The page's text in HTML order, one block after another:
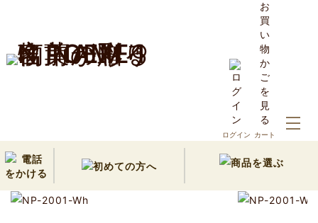
ログイン カート
結婚祝い・結婚記念日・長寿祝い｜2人用はがきタイプ(Whit
e)